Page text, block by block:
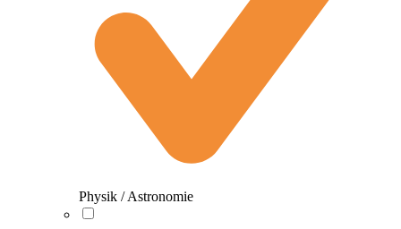
Physik / Astronomie